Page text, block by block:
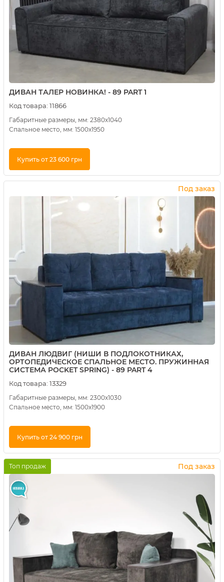
ДИВАН ТАЛЕР НОВИНКА! - 89 PART 1
Код товара: 11866
Габаритные размеры, мм: 2380х1040
Спальное место, мм: 1500х1950
Купить от 23 600 грн
Купить в 1 клик
Под заказ
ДИВАН ЛЮДВИГ (НИШИ В ПОДЛОКОТНИКАХ,
ОРТОПЕДИЧЕСКОЕ СПАЛЬНОЕ МЕСТО. ПРУЖИННАЯ
СИСТЕМА POCKET SPRING) - 89 PART 4
Код товара: 13329
Габаритные размеры, мм: 2300х1030
Спальное место, мм: 1500х1900
Купить от 24 900 грн
Купить в 1 клик
Под заказ
Топ продаж